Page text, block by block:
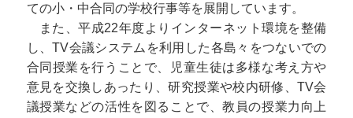
ての小・中合同の学校行事等を展開しています。
また、平成22年度よりインターネット環境を整備
し、TV会議システムを利用した各島々をつないでの
合同授業を行うことで、児童生徒は多様な考え方や
意見を交換しあったり、研究授業や校内研修、TV会
議授業などの活性を図ることで、教員の授業力向上